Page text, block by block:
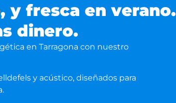
y fresca en verano.
dinero.
en Tarragona con nuestro
y acústico, diseñados para